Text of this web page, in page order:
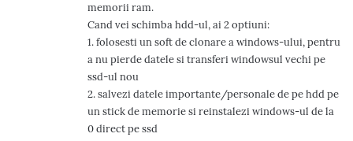
memorii ram.
Cand vei schimba hdd-ul, ai 2 optiuni:
1. folosesti un soft de clonare a windows-ului, pentru
a nu pierde datele si transferi windowsul vechi pe
ssd-ul nou
2. salvezi datele importante/personale de pe hdd pe
un stick de memorie si reinstalezi windows-ul de la
0 direct pe ssd